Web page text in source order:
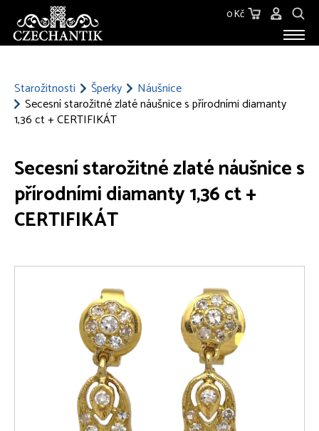
0 Kč
KONTAKT
Starožitnosti Šperky
Náušnice
Secesní starožitné zlaté náušnice s přírodními diamanty
1,36 ct + CERTIFIKÁT
Secesní starožitné zlaté náušnice s
přírodními diamanty 1,36 ct +
CERTIFIKÁT